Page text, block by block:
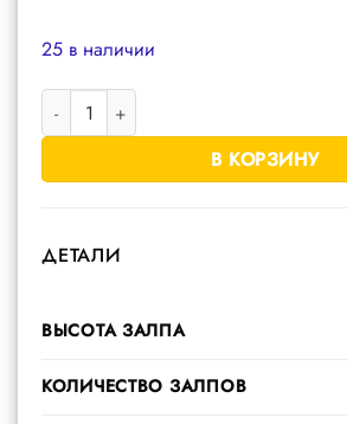
25 в наличии
Количество товара РС0720 петарды
В КОРЗИНУ
ДЕТАЛИ
ВЫСОТА ЗАЛПА
КОЛИЧЕСТВО ЗАЛПОВ